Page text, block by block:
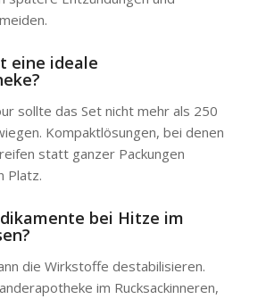
eine ideale
sollte das Set nicht mehr als 250
Kompaktlösungen, bei denen
statt ganzer Packungen
Platz.
bei Hitze im
die Wirkstoffe destabilisieren.
im Rucksackinneren,